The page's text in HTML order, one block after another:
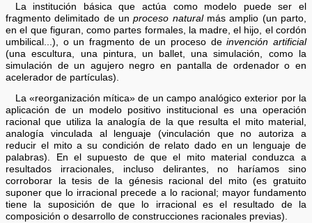
La institución básica que actúa como modelo puede ser el
fragmento delimitado de unproceso naturalmás amplio (un parto,
en el que figuran, como partes formales, la madre, el hijo, el cordón
umbilical...), o un fragmento de un proceso deinvención artificial
(una escultura, una pintura, un ballet, una simulación, como la
simulación de un agujero negro en pantalla de ordenador o en
acelerador de partículas).
La «reorganización mítica» de un campo analógico exterior por la
aplicación de un modelo positivo institucional es una operación
racional que utiliza la analogía de la que resulta el mito material,
analogía vinculada al lenguaje (vinculación que no autoriza a
reducir el mito a su condición de relato dado en un lenguaje de
palabras). En el supuesto de que el mito material conduzca a
resultados irracionales, incluso delirantes, no haríamos sino
corroborar la tesis de la génesis racional del mito (es gratuito
suponer que lo irracional precede a lo racional; mayor fundamento
tiene la suposición de que lo irracional es el resultado de la
composición o desarrollo de construcciones racionales previas).